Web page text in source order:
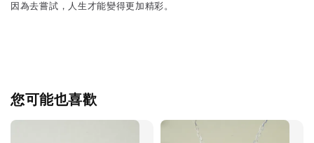
因為去嘗試，人生才能變得更加精彩。
您可能也喜歡